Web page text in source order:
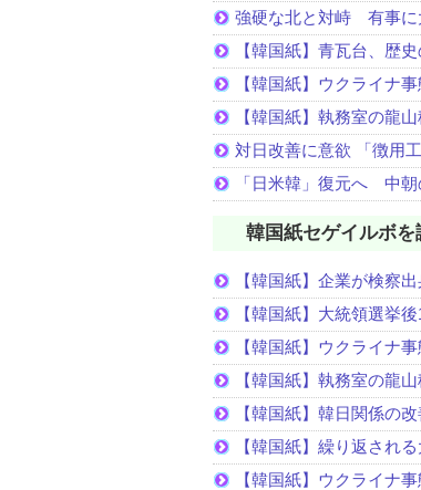
強硬な北と対峙 有事に
【韓国紙】青瓦台、歴
【韓国紙】ウクライナ
【韓国紙】執務室の龍
対日改善に意欲 「徴用
「日米韓」復元へ 中
韓国紙セゲイルボ
【韓国紙】企業が検察
【韓国紙】大統領選挙
【韓国紙】ウクライナ
【韓国紙】執務室の龍
【韓国紙】韓日関係の
【韓国紙】繰り返され
【韓国紙】ウクライナ